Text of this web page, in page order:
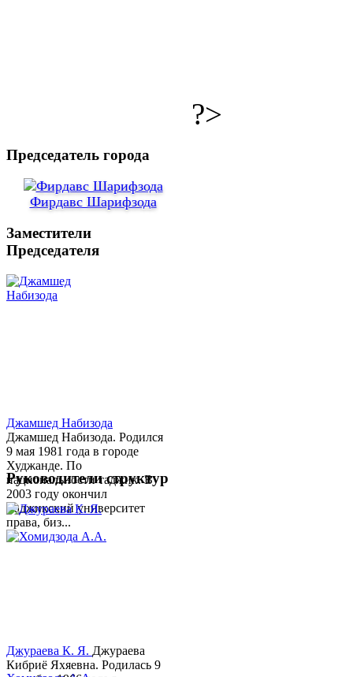
?>
Председатель города
Фирдавс Шарифзода
Заместители
Председателя
Джамшед Набизода
Джамшед Набизода. Родился
9 мая 1981 года в городе
Худжанде. По
национальности таджик. В
2003 году окончил
Таджикский университет
права, биз...
Руководители структур
Джураева К. Я. Джураева
Кибриё Яхяевна. Родилась 9